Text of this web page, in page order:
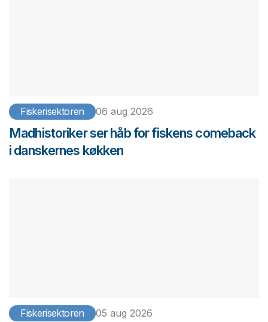
Fiskerisektoren 06 aug 2026
Madhistoriker ser håb for fiskens comeback
i danskernes køkken
Fiskerisektoren 05 aug 2026